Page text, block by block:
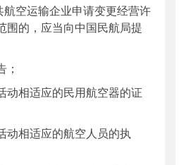
空运输企业申请变更经营许
围的，应当向中国民航局提
；
动相适应的民用航空器的证
动相适应的航空人员的执